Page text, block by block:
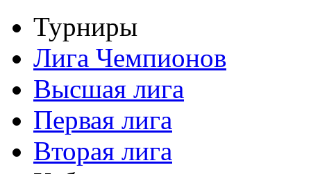
Турниры
Лига Чемпионов
Высшая лига
Первая лига
Вторая лига